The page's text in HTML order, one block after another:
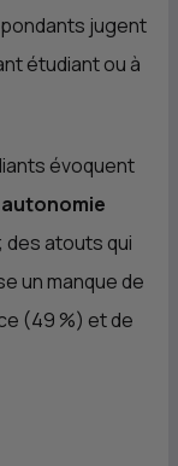
jugent
étudiant ou à
évoquent
des atouts qui
un manque de
(49 %) et de